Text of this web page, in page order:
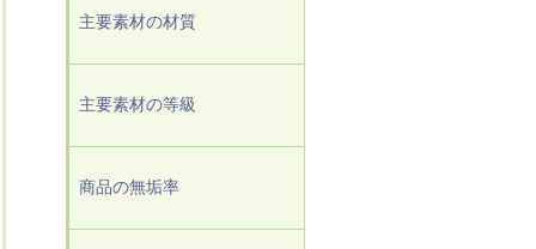
主要素材の材質
主要素材の等級
商品の無垢率